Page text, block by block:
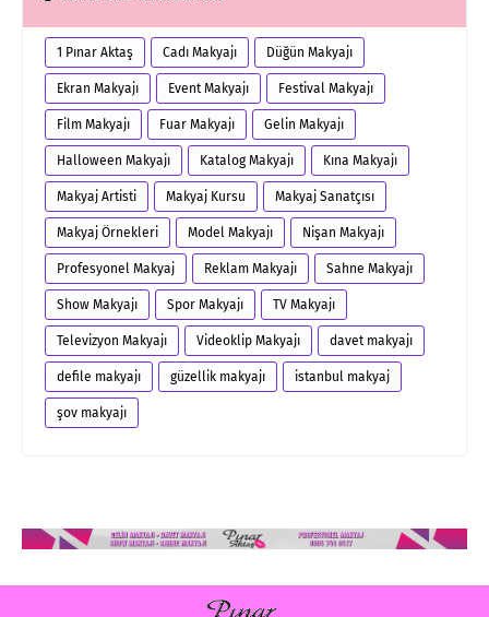
1 Pınar Aktaş Cadı Makyajı Düğün Makyajı
Ekran Makyajı Event Makyajı Festival Makyajı
Film Makyajı Fuar Makyajı Gelin Makyajı
Halloween Makyajı Katalog Makyajı Kına Makyajı
Makyaj Artisti Makyaj Kursu Makyaj Sanatçısı
Makyaj Örnekleri Model Makyajı Nişan Makyajı
Profesyonel Makyaj Reklam Makyajı Sahne Makyajı
Show Makyajı Spor Makyajı TV Makyajı
Televizyon Makyajı Videoklip Makyajı davet makyajı
defile makyajı güzellik makyajı istanbul makyaj
şov makyajı